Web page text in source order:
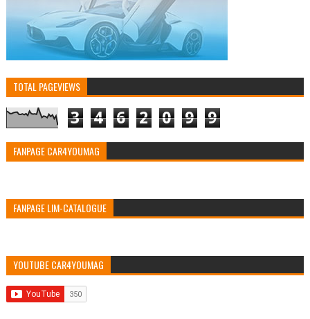
TOTAL PAGEVIEWS
3 4 6 2 0 9 9
FANPAGE CAR4YOUMAG
FANPAGE LIM-CATALOGUE
YOUTUBE CAR4YOUMAG